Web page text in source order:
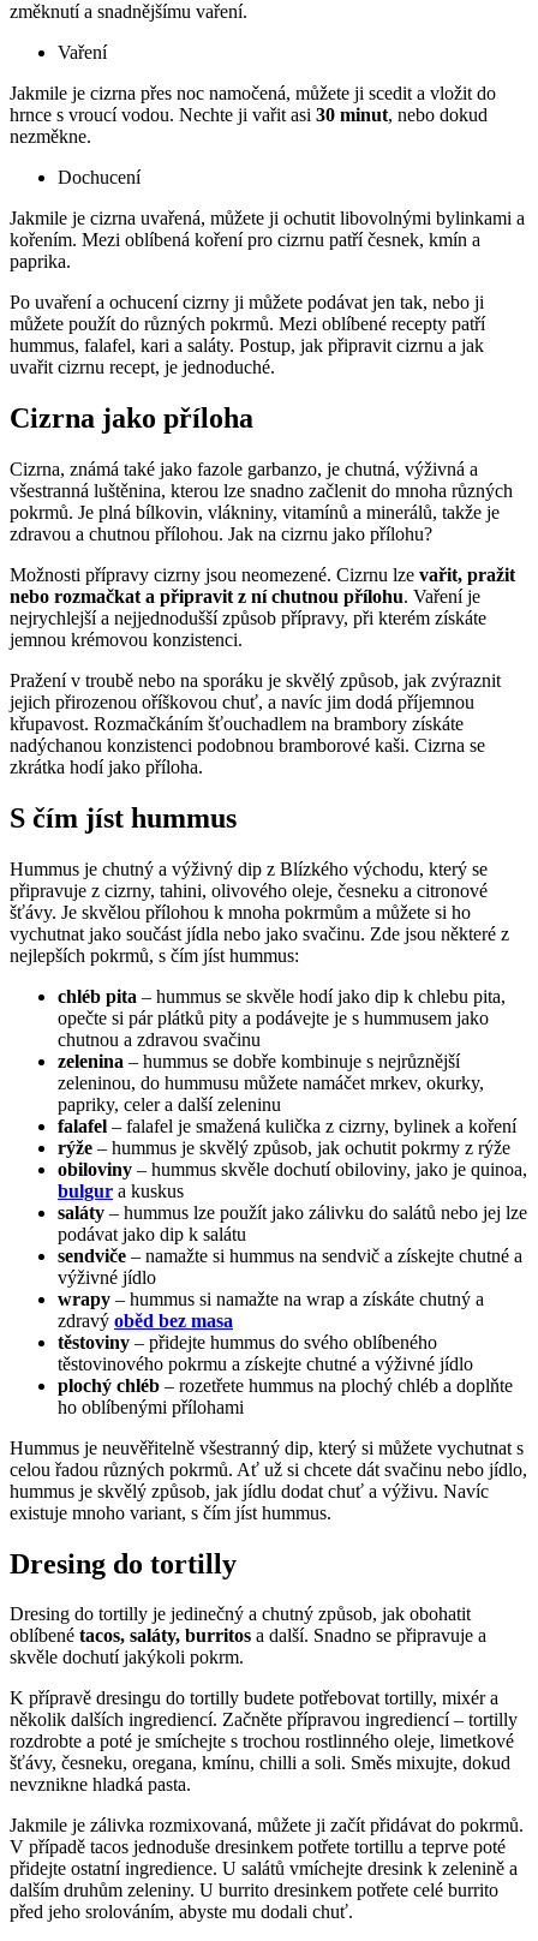
změknutí a snadnějšímu vaření.
Vaření
Jakmile je cizrna přes noc namočená, můžete ji scedit a vložit do
hrnce s vroucí vodou. Nechte ji vařit asi 30 minut, nebo dokud
nezměkne.
Dochucení
Jakmile je cizrna uvařená, můžete ji ochutit libovolnými bylinkami a
kořením. Mezi oblíbená koření pro cizrnu patří česnek, kmín a
paprika.
Po uvaření a ochucení cizrny ji můžete podávat jen tak, nebo ji
můžete použít do různých pokrmů. Mezi oblíbené recepty patří
hummus, falafel, kari a saláty. Postup, jak připravit cizrnu a jak
uvařit cizrnu recept, je jednoduché.
Cizrna jako příloha
Cizrna, známá také jako fazole garbanzo, je chutná, výživná a
všestranná luštěnina, kterou lze snadno začlenit do mnoha různých
pokrmů. Je plná bílkovin, vlákniny, vitamínů a minerálů, takže je
zdravou a chutnou přílohou. Jak na cizrnu jako přílohu?
Možnosti přípravy cizrny jsou neomezené. Cizrnu lze vařit, pražit
nebo rozmačkat a připravit z ní chutnou přílohu. Vaření je
nejrychlejší a nejjednodušší způsob přípravy, při kterém získáte
jemnou krémovou konzistenci.
Pražení v troubě nebo na sporáku je skvělý způsob, jak zvýraznit
jejich přirozenou oříškovou chuť, a navíc jim dodá příjemnou
křupavost. Rozmačkáním šťouchadlem na brambory získáte
nadýchanou konzistenci podobnou bramborové kaši. Cizrna se
zkrátka hodí jako příloha.
S čím jíst hummus
Hummus je chutný a výživný dip z Blízkého východu, který se
připravuje z cizrny, tahini, olivového oleje, česneku a citronové
šťávy. Je skvělou přílohou k mnoha pokrmům a můžete si ho
vychutnat jako součást jídla nebo jako svačinu. Zde jsou některé z
nejlepších pokrmů, s čím jíst hummus:
chléb pita – hummus se skvěle hodí jako dip k chlebu pita,
opečte si pár plátků pity a podávejte je s hummusem jako
chutnou a zdravou svačinu
zelenina – hummus se dobře kombinuje s nejrůznější
zeleninou, do hummusu můžete namáčet mrkev, okurky,
papriky, celer a další zeleninu
falafel – falafel je smažená kulička z cizrny, bylinek a koření
rýže – hummus je skvělý způsob, jak ochutit pokrmy z rýže
obiloviny – hummus skvěle dochutí obiloviny, jako je quinoa,
bulgur a kuskus
saláty – hummus lze použít jako zálivku do salátů nebo jej lze
podávat jako dip k salátu
sendviče – namažte si hummus na sendvič a získejte chutné a
výživné jídlo
wrapy – hummus si namažte na wrap a získáte chutný a
zdravý oběd bez masa
těstoviny – přidejte hummus do svého oblíbeného
těstovinového pokrmu a získejte chutné a výživné jídlo
plochý chléb – rozetřete hummus na plochý chléb a doplňte
ho oblíbenými přílohami
Hummus je neuvěřitelně všestranný dip, který si můžete vychutnat s
celou řadou různých pokrmů. Ať už si chcete dát svačinu nebo jídlo,
hummus je skvělý způsob, jak jídlu dodat chuť a výživu. Navíc
existuje mnoho variant, s čím jíst hummus.
Dresing do tortilly
Dresing do tortilly je jedinečný a chutný způsob, jak obohatit
oblíbené tacos, saláty, burritos a další. Snadno se připravuje a
skvěle dochutí jakýkoli pokrm.
K přípravě dresingu do tortilly budete potřebovat tortilly, mixér a
několik dalších ingrediencí. Začněte přípravou ingrediencí – tortilly
rozdrobte a poté je smíchejte s trochou rostlinného oleje, limetkové
šťávy, česneku, oregana, kmínu, chilli a soli. Směs mixujte, dokud
nevznikne hladká pasta.
Jakmile je zálivka rozmixovaná, můžete ji začít přidávat do pokrmů.
V případě tacos jednoduše dresinkem potřete tortillu a teprve poté
přidejte ostatní ingredience. U salátů vmíchejte dresink k zelenině a
dalším druhům zeleniny. U burrito dresinkem potřete celé burrito
před jeho srolováním, abyste mu dodali chuť.